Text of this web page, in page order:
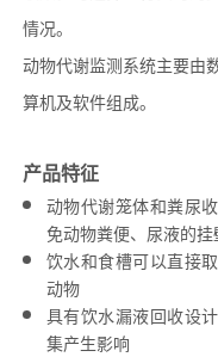
情况。
动物代谢监测系统主要由
算机及软件组成。
产品特征
动物代谢笼体和粪尿
免动物粪便、尿液的挂
饮水和食槽可以直接
动物
具有饮水漏液回收设
集产生影响